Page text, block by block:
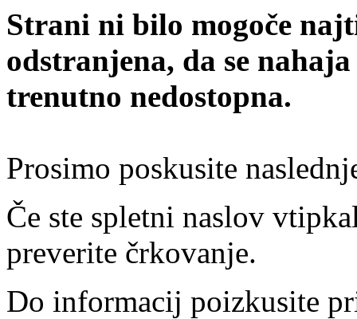
Strani ni bilo mogoče
odstranjena, da se
trenutno nedostopna.
Prosimo poskusite
Če ste spletni naslov
preverite črkovanje.
Do informacij poizkusite